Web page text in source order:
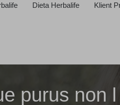
Dieta Herbalife Klient
purus non l